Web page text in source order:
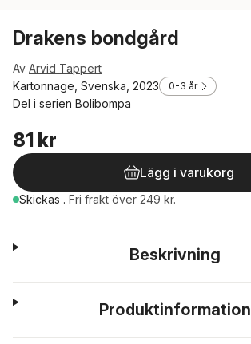
Drakens bondgård
Av Arvid Tappert
Kartonnage, Svenska, 2023
0-3 år
Del i serien Bolibompa
81 kr
Lägg i varukorg
Skickas . Fri frakt över 249 kr.
Beskrivning
Produktinformation